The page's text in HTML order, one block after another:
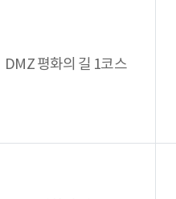
DMZ 평화의 길 1코스